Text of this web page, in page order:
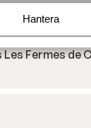
Hantera
Fermes de
Les Fermes de